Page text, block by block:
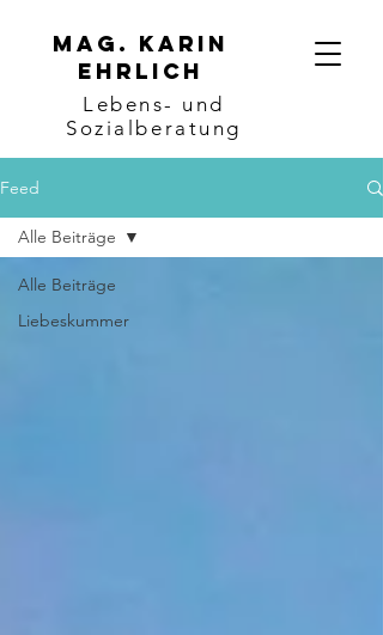
Mag. karin
ehrlich
Lebens- und
Sozialberatung
Feed
Alle Beiträge
Liebeskummer
Alle Beiträge